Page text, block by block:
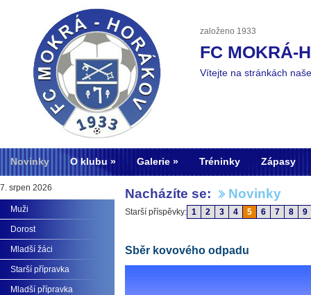
založeno 1933
FC MOKRÁ-
Vítejte na stránkách
Novinky O klubu Galerie Tréninky Zápasy
Nacházíte se: Novinky
Starší příspěvky: 1 2 3 4 5 6 7 8 9
Sběr kovového odpadu
7. srpen 2026
Muži
Dorost
Mladší žáci
Starší přípravka
Mladší přípravka